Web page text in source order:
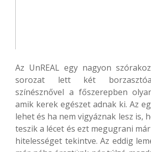
Az UnREAL egy nagyon
sorozat lett két
színésznővel a főszerepben
amik kerek egészet adnak ki. Az
lehet és ha nem vigyáznak lesz is,
teszik a lécet és ezt megugrani
hitelességet tekintve. Az eddig